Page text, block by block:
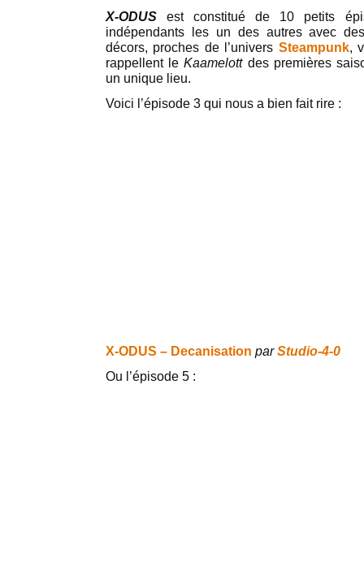
X-ODUS est constitué de 10 petits
indépendants les un des autres avec
décors, proches de l’univers Steampunk,
rappellent leKaamelottdes premières
un unique lieu.
Voici l’épisode 3 qui nous a bien fait rire :
X-ODUS – Decanisation parStudio-4-0
Ou l’épisode 5 :